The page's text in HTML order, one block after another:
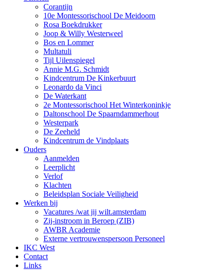
Corantijn
10e Montessorischool De Meidoorn
Rosa Boekdrukker
Joop & Willy Westerweel
Bos en Lommer
Multatuli
Tijl Uilenspiegel
Annie M.G. Schmidt
Kindcentrum De Kinkerbuurt
Leonardo da Vinci
De Waterkant
2e Montessorischool Het Winterkoninkje
Daltonschool De Spaarndammerhout
Westerpark
De Zeeheld
Kindcentrum de Vindplaats
Ouders
Aanmelden
Leerplicht
Verlof
Klachten
Beleidsplan Sociale Veiligheid
Werken bij
Vacatures /wat jij wilt.amsterdam
Zij-instroom in Beroep (ZIB)
AWBR Academie
Externe vertrouwenspersoon Personeel
IKC West
Contact
Links